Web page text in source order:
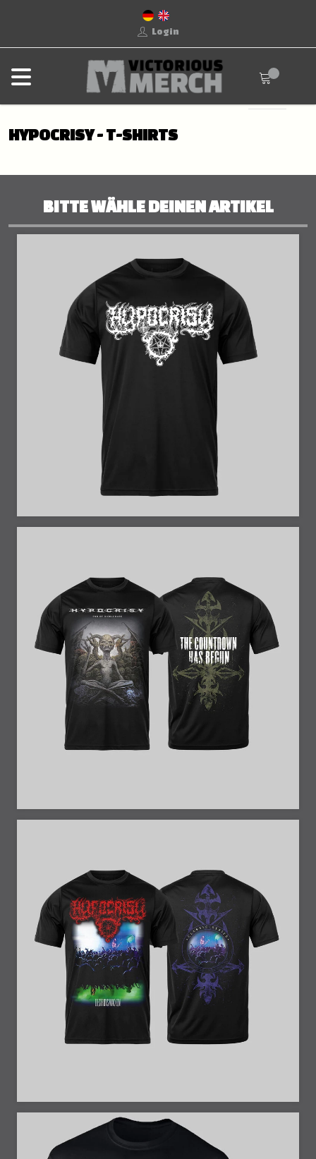
Login
HYPOCRISY - T-SHIRTS
BITTE WÄHLE DEINEN ARTIKEL